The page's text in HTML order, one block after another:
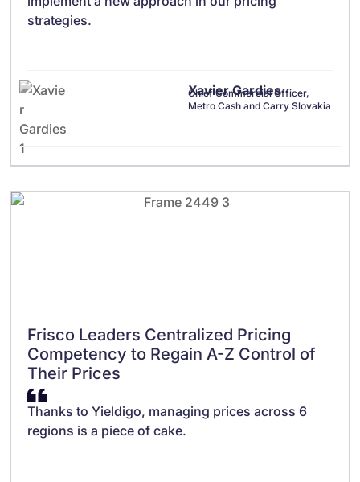
strategies.
Xavier Gardies
Chief Commercial Officer,
Metro Cash and Carry Slovakia
Frisco Leaders Centralized Pricing
Competency to Regain A-Z Control of
Their Prices
Thanks to Yieldigo, managing prices across 6
regions is a piece of cake.